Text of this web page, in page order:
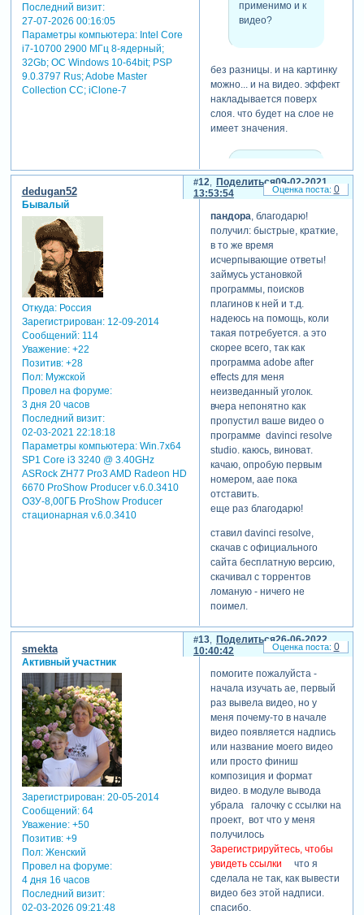
Последний визит:
27-07-2026 00:16:05
Параметры компьютера:Intel Core
i7-10700 2900 МГц 8-ядерный;
32Gb; ОС Windows 10-64bit; PSP
9.0.3797 Rus; Adobe Master
Collection СС; iClone-7
применимо и к
видео?
без разницы. и на картинку
можно... и на видео. эффект
накладывается поверх
слоя. что будет на слое не
имеет значения.
написал(а):
после
обработки
плагином будет
тот же фильм,
но только
рисованный?
не совсем рисованный... он
будет стилизован под
рисунок карандашом.
Поделиться
12
09-02-2021
13:53:54
dedugan52
Бывалый
Откуда:Россия
Зарегистрирован: 12-09-2014
Сообщений:114
Уважение: +22
Позитив: +28
Пол:Мужской
Провел на форуме:
3 дня 20 часов
Последний визит:
02-03-2021 22:18:18
Параметры компьютера:Win.7x64
SP1 Core i3 3240 @ 3.40GHz
ASRock ZH77 Pro3 AMD Radeon HD
6670 ProShow Producer v.6.0.3410
ОЗУ-8,00ГБ ProShow Producer
стационарная v.6.0.3410
пандора, благодарю!
получил: быстрые, краткие,
в то же время
исчерпывающие ответы!
займусь установкой
программы, поисков
плагинов к ней и т.д.
надеюсь на помощь, коли
такая потребуется. а это
скорее всего, так как
программа adobe after
effects для меня
неизведанный уголок.
вчера непонятно как
пропустил ваше видео о
программе davinci resolve
studio. каюсь, виноват.
качаю, опробую первым
номером, aae пока
отставить.
еще раз благодарю!
ставил davinci resolve,
скачав с официального
сайта бесплатную версию,
скачивал с торрентов
ломаную - ничего не
поимел.
устанавливаются и при
открытии программы
настройками обновлений,
после выполнения которых
я жамкаю "сохранить".
далее программа
благополучно закрывается.
повторный запуск - то же
самое. думается мое
железо слабенькое для сей
программы.
осталось обратиться к
адобе - ее программы у
меня работают успешно.
отредактировано
dedugan52 (09-02-2021
16:35:04)
0
Поделиться
13
26-06-2022
10:40:42
smekta
Активный участник
Зарегистрирован: 20-05-2014
Сообщений:64
Уважение: +50
Позитив: +9
Пол:Женский
Провел на форуме:
4 дня 16 часов
Последний визит:
02-03-2026 09:21:48
помогите пожалуйста -
начала изучать ае, первый
раз вывела видео, но у
меня почему-то в начале
видео появляется надпись
или название моего видео
или просто финиш
композиция и формат
видео. в модуле вывода
убрала галочку с ссылки на
проект, вот что у меня
получилось
Зарегистрируйтесь, чтобы
увидеть ссылки что я
сделала не так, как вывести
видео без этой надписи.
спасибо.
0